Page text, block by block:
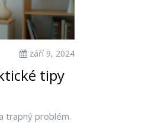
září 9, 2024
tipy
trapný problém.